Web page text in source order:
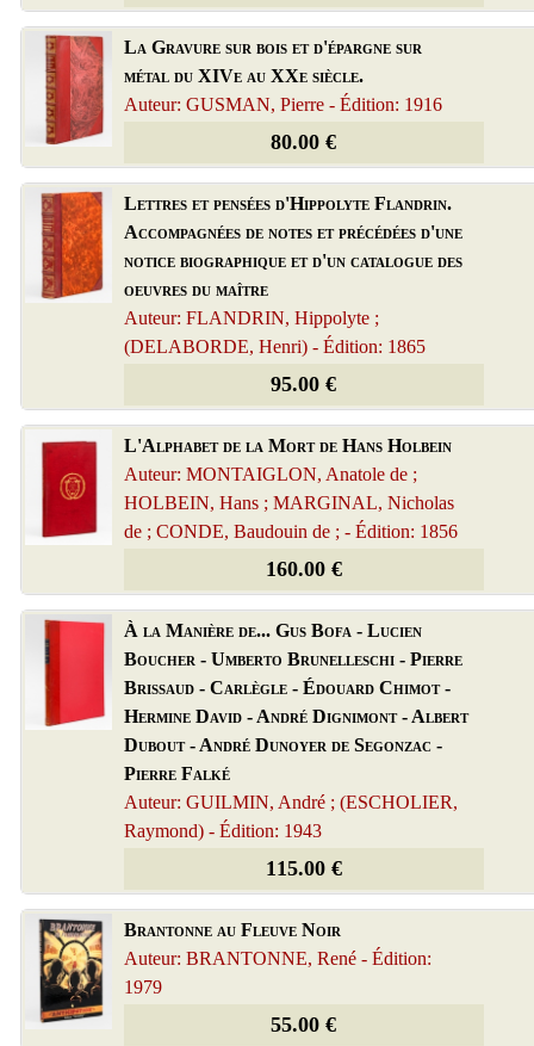
La Gravure sur bois et d'épargne sur
métal du XIVe au XXe siècle.
Auteur: GUSMAN, Pierre - Édition: 1916
80.00 €
Lettres et pensées d'Hippolyte Flandrin.
Accompagnées de notes et précédées d'une
notice biographique et d'un catalogue des
oeuvres du maître
Auteur: FLANDRIN, Hippolyte ;
(DELABORDE, Henri) - Édition: 1865
95.00 €
L'Alphabet de la Mort de Hans Holbein
Auteur: MONTAIGLON, Anatole de ;
HOLBEIN, Hans ; MARGINAL, Nicholas
de ; CONDE, Baudouin de ; - Édition: 1856
160.00 €
À la Manière de... Gus Bofa - Lucien
Boucher - Umberto Brunelleschi - Pierre
Brissaud - Carlègle - Édouard Chimot -
Hermine David - André Dignimont - Albert
Dubout - André Dunoyer de Segonzac -
Pierre Falké
Auteur: GUILMIN, André ; (ESCHOLIER,
Raymond) - Édition: 1943
115.00 €
Brantonne au Fleuve Noir
Auteur: BRANTONNE, René - Édition:
1979
55.00 €